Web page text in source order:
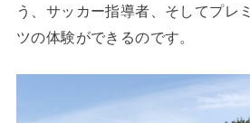
う、サッカー指導者、そしてプレ
ツの体験ができるのです。